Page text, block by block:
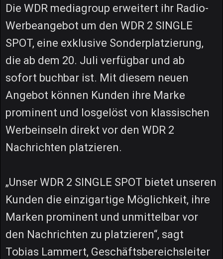
Die WDR mediagroup erweitert ihr Radio-
Werbeangebot um den WDR 2 SINGLE
SPOT, eine exklusive Sonderplatzierung,
die ab dem 20. Juli verfügbar und ab
sofort buchbar ist. Mit diesem neuen
Angebot können Kunden ihre Marke
prominent und losgelöst von klassischen
Werbeinseln direkt vor den WDR 2
Nachrichten platzieren.
„Unser WDR 2 SINGLE SPOT bietet unseren
Kunden die einzigartige Möglichkeit, ihre
Marken prominent und unmittelbar vor
den Nachrichten zu platzieren“, sagt
Tobias Lammert, Geschäftsbereichsleiter